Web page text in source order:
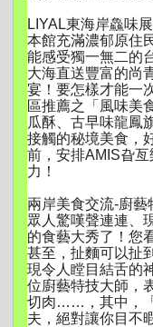
LIYAL東海岸鱻味
本館充滿濃郁原住
能感受獨一無二的
大海直送豐富的尚
宴！ 要怎樣才能一
區推薦之「 風味美
瓜酥、古早味龍鳳
接觸的秘境美食，
前， 安排AMIS旮
力！
兩岸美食交流-廚
眾人驚嘆聲連連、
的食藝大秀了！ 您
甚至， 扯麵可以扯
現令人瞠目結舌的
位廚藝特技大師，
切肉……， 其中，
夫，絕對讓你目不